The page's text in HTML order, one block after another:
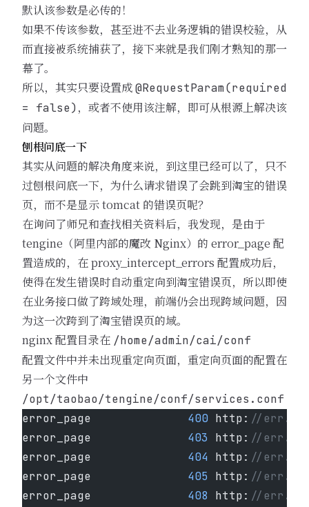
默认该参数是必传的！
如果不传该参数，甚至进不去业务逻辑的错误校验，从
而直接被系统捕获了，接下来就是我们刚才熟知的那一
幕了。
所以，其实只要设置成@RequestParam(required
= false)，或者不使用该注解，即可从根源上解决该
问题。
刨根问底一下
其实从问题的解决角度来说，到这里已经可以了，只不
过刨根问底一下，为什么请求错误了会跳到淘宝的错误
页，而不是显示 tomcat 的错误页呢？
在询问了师兄和查找相关资料后，我发现，是由于
tengine（阿里内部的魔改 Nginx）的 error_page 配
置造成的，在 proxy_intercept_errors 配置成功后，
使得在发生错误时自动重定向到淘宝错误页，所以即使
在业务接口做了跨域处理，前端仍会出现跨域问题，因
为这一次跨到了淘宝错误页的域。
nginx 配置目录在 /home/admin/cai/conf
配置文件中并未出现重定向页面，重定向页面的配置在
另一个文件中
/opt/taobao/tengine/conf/services.conf
error_page 400 http: //
error_page 403 http: //
error_page 404 http: //
error_page 405 http: //
error_page 408 http: //